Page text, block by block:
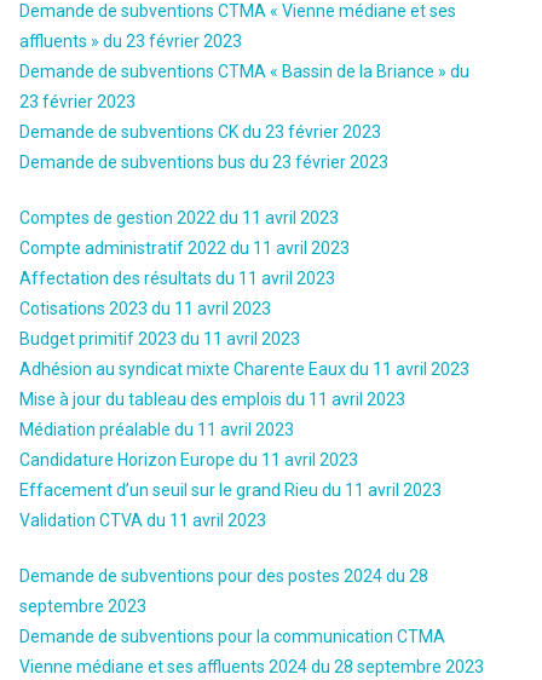
Demande de subventions CTMA « Vienne médiane et ses
affluents » du 23 février 2023
Demande de subventions CTMA « Bassin de la Briance » du
23 février 2023
Demande de subventions CK du 23 février 2023
Demande de subventions bus du 23 février 2023
Comptes de gestion 2022 du 11 avril 2023
Compte administratif 2022 du 11 avril 2023
Affectation des résultats du 11 avril 2023
Cotisations 2023 du 11 avril 2023
Budget primitif 2023 du 11 avril 2023
Adhésion au syndicat mixte Charente Eaux du 11 avril 2023
Mise à jour du tableau des emplois du 11 avril 2023
Médiation préalable du 11 avril 2023
Candidature Horizon Europe du 11 avril 2023
Effacement d’un seuil sur le grand Rieu du 11 avril 2023
Validation CTVA du 11 avril 2023
Demande de subventions pour des postes 2024 du 28
septembre 2023
Demande de subventions pour la communication CTMA
Vienne médiane et ses affluents 2024 du 28 septembre 2023